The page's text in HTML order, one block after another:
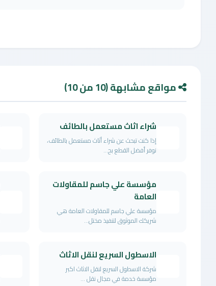
مواقع مشابهة (10 من 10)
شراء اثاث مستعمل بالطائف
إذا كنت تبحث عن شراء أثاث مستعمل بالطائف،
نوفر أفضل القطع بح...
مؤسسة علي جاسم للمقاولات
العامة
مؤسسة علي جاسم للمقاولات العامة هي
شريكك الموثوق لتنفيذ مختل...
الاسطول السريع لنقل الاثاث
شركة الاسطول السريع لنقل الاثاث اكبر
مؤسسة خدمة في مجال نقل ...